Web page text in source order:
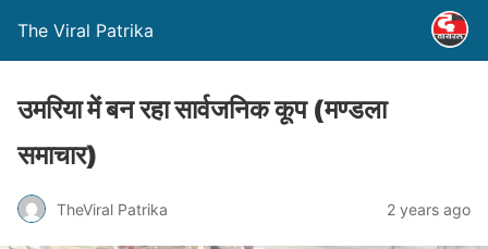
The Viral Patrika
उमरिया में बन रहा सार्वजनिक कूप (मण्‍डला
समाचार)
TheViral Patrika 2 years ago